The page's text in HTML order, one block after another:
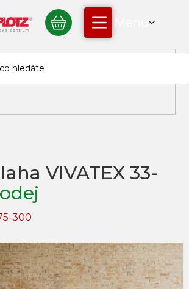
NÁKUPNÍ
KOŠÍK
VIVATEX 33-
300